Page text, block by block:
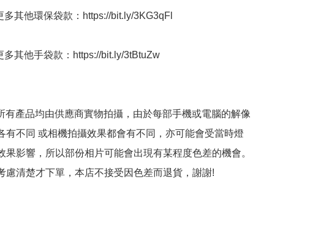
多其他環保袋款：https://bit.ly/3KG3qFl
多其他手袋款：https://bit.ly/3tBtuZw
有產品均由供應商實物拍攝，由於每部手機或電腦的解像
有不同 或相機拍攝效果都會有不同，亦可能會受當時燈
果影響，所以部份相片可能會出現有某程度色差的機會。
慮清楚才下單，本店不接受因色差而退貨，謝謝!